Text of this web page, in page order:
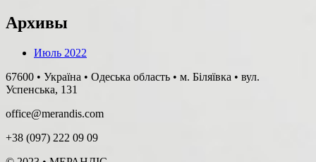
Архивы
Июль 2022
67600 • Україна • Одеська область • м. Біляївка • вул.
Успенська, 131
office@merandis.com
+38 (097) 222 09 09